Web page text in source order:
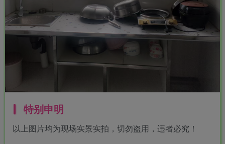
特别申明
以上图片均为现场实景实拍，切勿盗用，违者必究！